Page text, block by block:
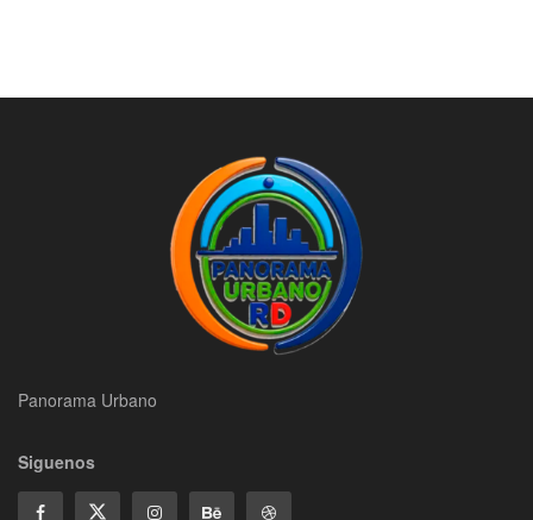
Panorama Urbano
Siguenos